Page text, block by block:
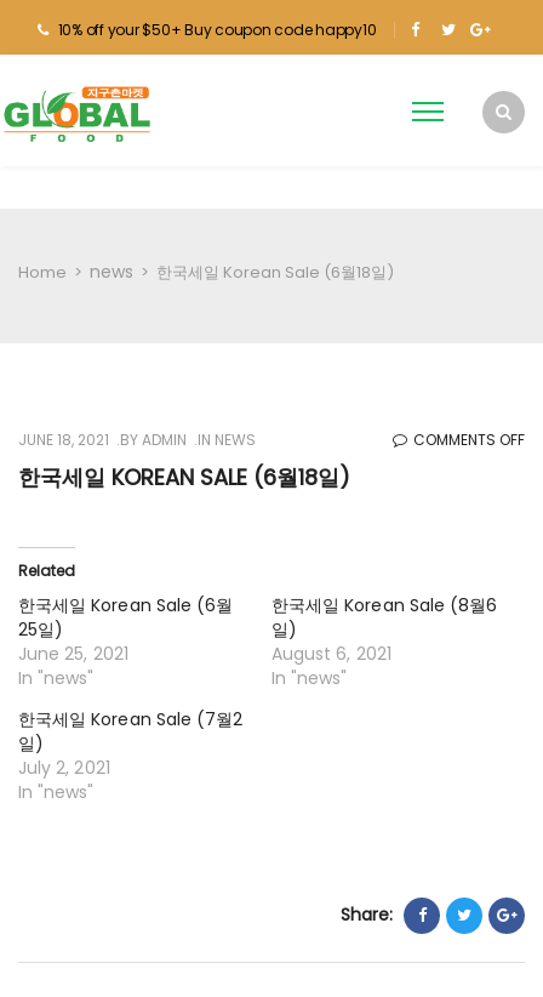
10% off your $50+ Buy coupon code happy10
Home > news > 한국세일 Korean Sale (6월18일)
JUNE 18, 2021 BYADMIN IN NEWS COMMENTS OFFON
한국세일 KOREAN SALE (6월18일)
Related
한국세일 Korean Sale (6월
25일)
June 25, 2021
In "news"
한국세일 Korean Sale (8월6
일)
August 6, 2021
In "news"
한국세일 Korean Sale (7월2
일)
July 2, 2021
In "news"
Share: